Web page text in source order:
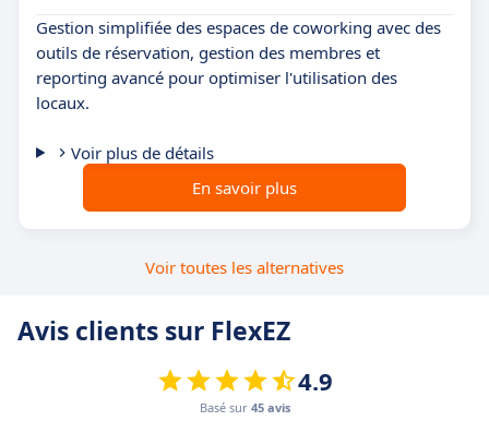
Gestion simplifiée des espaces de coworking avec des
outils de réservation, gestion des membres et
reporting avancé pour optimiser l'utilisation des
locaux.
Voir plus de détails
En savoir plus
Voir toutes les alternatives
Avis clients sur FlexEZ
4.9
Basé sur 45 avis